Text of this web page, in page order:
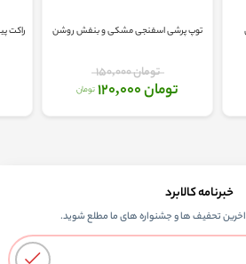
توپ پرشی اسفنجی مشکی و بنفش روشن
تومان 150,000
تومان 120,000 تومان
خبرنامه کالابرد
اخرین تحفیف ها و جشنواره های ما مطلع شوید.